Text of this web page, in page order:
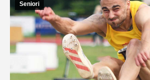
Seniori